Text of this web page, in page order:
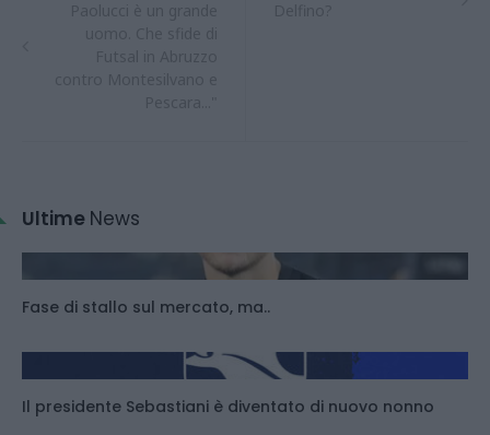
Ultime News
Fase di stallo sul mercato, ma..
Il presidente Sebastiani è diventato di nuovo nonno